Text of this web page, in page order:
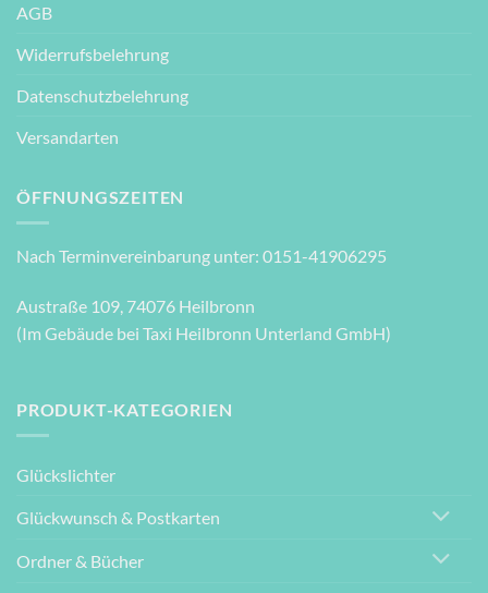
AGB
Widerrufsbelehrung
Datenschutzbelehrung
Versandarten
ÖFFNUNGSZEITEN
Nach Terminvereinbarung unter: 0151-41906295
Austraße 109, 74076 Heilbronn
(Im Gebäude bei Taxi Heilbronn Unterland GmbH)
PRODUKT-KATEGORIEN
Glückslichter
Glückwunsch & Postkarten
Ordner & Bücher